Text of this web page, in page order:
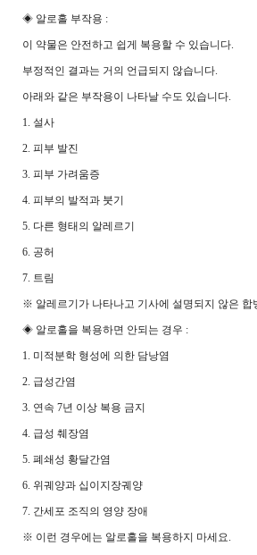
◈ 알로홀 부작용 :
이 약물은 안전하고 쉽게 복용할 수 있습니다.
부정적인 결과는 거의 언급되지 않습니다.
아래와 같은 부작용이 나타날 수도 있습니다.
1. 설사
2. 피부 발진
3. 피부 가려움증
4. 피부의 발적과 붓기
5. 다른 형태의 알레르기
6. 공허
7. 트림
※ 알레르기가 나타나고 기사에 설명되지 않은
◈ 알로홀을 복용하면 안되는 경우 :
1. 미적분학 형성에 의한 담낭염
2. 급성간염
3. 연속 7년 이상 복용 금지
4. 급성 췌장염
5. 폐쇄성 황달간염
6. 위궤양과 십이지장궤양
7. 간세포 조직의 영양 장애
※ 이런 경우에는 알로홀을 복용하지 마세요.